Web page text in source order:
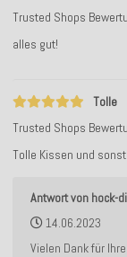
Trusted Shops
alles gut!
Tolle
Trusted Shops
Tolle Kissen und
Antwort von hock-
14.06.2023
Vielen Dank für